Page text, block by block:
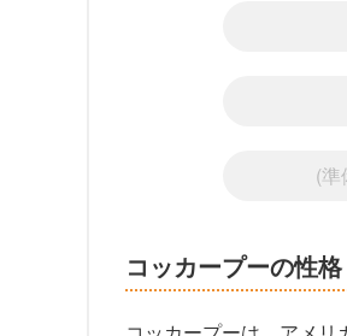
(
コッカープーの性格